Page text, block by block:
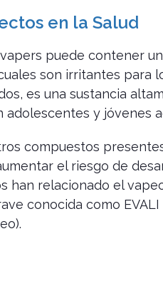
en la Salud
puede contener
son irritantes para
es una sustancia
y jóvenes
compuestos
el riesgo de
han relacionado el
conocida como